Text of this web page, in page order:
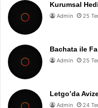
Kurumsal
Admin 25
Bachata ile
Admin 25
Letgo’da
Admin 24